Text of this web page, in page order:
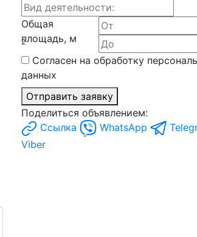
Общая
площадь, м
2
Согласен на обработку
данных
Отправить заявку
Поделиться объявлением:
Ссылка
WhatsApp
Viber